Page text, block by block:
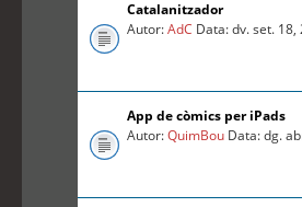
Catalanitzador
Autor:AdC Data: dv. set.
App de còmics per iPads
Autor:QuimBou Data: dg.